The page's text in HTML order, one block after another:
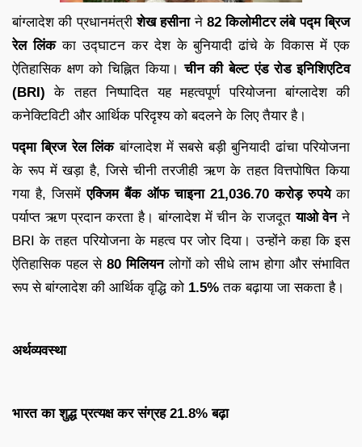
बांग्लादेश की प्रधानमंत्रीशेख हसीनाने 82 किलोमीटर लंबे पद्म ब्रिज
रेल लिंकका उद्घाटन कर देश के बुनियादी ढांचे के विकास में एक
ऐतिहासिक क्षण को चिह्नित किया।चीन की बेल्ट एंड रोड इनिशिएटिव
(BRI) के तहत निष्पादित यह महत्वपूर्ण परियोजना बांग्लादेश की
कनेक्टिविटी और आर्थिक परिदृश्य को बदलने के लिए तैयार है।
पद्मा ब्रिज रेल लिंकबांग्लादेश में सबसे बड़ी बुनियादी ढांचा परियोजना
के रूप में खड़ा है, जिसे चीनी तरजीही ऋण के तहत वित्तपोषित किया
गया है, जिसमेंएक्जिम बैंक ऑफ चाइना 21,036.70 करोड़ रुपयेका
पर्याप्त ऋण प्रदान करता है। बांग्लादेश में चीन के राजदूतयाओ वेनने
BRI के तहत परियोजना के महत्व पर जोर दिया। उन्होंने कहा कि इस
ऐतिहासिक पहल से 80 मिलियनलोगों को सीधे लाभ होगा और संभावित
रूप से बांग्लादेश की आर्थिक वृद्धि को 1.5% तक बढ़ाया जा सकता है।
अर्थव्यवस्था
भारत का शुद्ध प्रत्यक्ष कर संग्रह 21.8% बढ़ा